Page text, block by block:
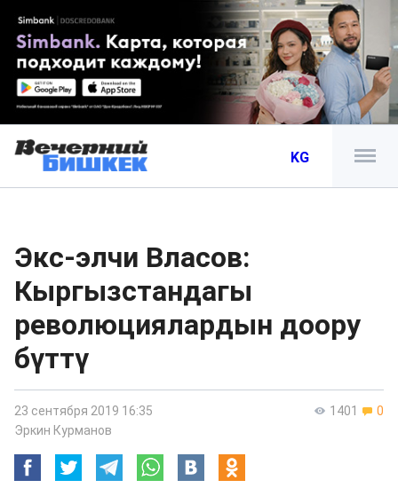
KG
Экс-элчи Власов:
Кыргызстандагы
революциялардын доору
бүттү
1401 0
23 сентября 2019 16:35
Эркин Курманов